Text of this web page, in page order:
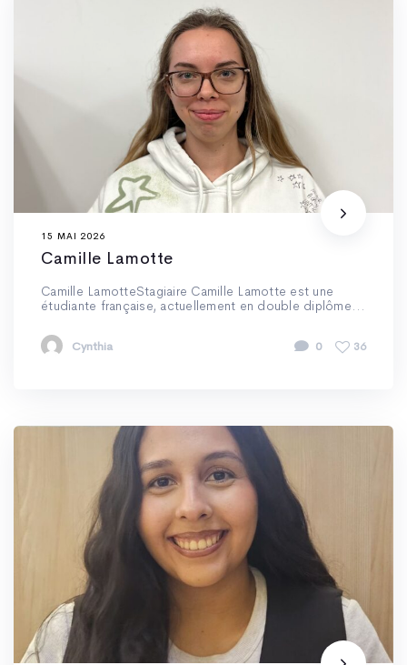
15 MAI 2026
Camille Lamotte
Camille LamotteStagiaire Camille Lamotte est une
étudiante française, actuellement en double diplôme...
Cynthia 0 36